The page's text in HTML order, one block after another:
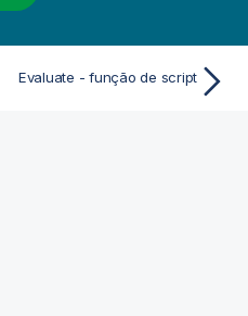
Evaluate - função de script